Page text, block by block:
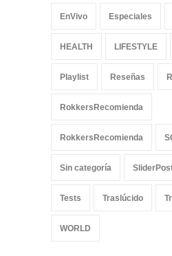
EnVivo Especiales
HEALTH LIFESTYLE
Playlist Reseñas
RokkersRecomienda
RokkersRecomienda
Sin categoría
Tests Traslúcido
WORLD